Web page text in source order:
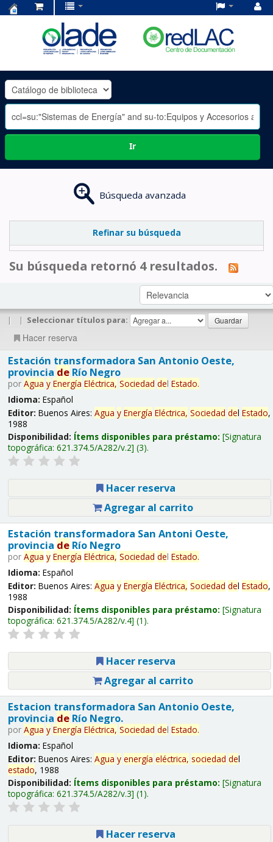
OLADE
-
Ir
Búsqueda avanzada
Refinar su búsqueda
Su búsqueda retornó 4 resultados.
| | Seleccionar títulos para:
Hacer reserva
Estación transformadora San Antonio Oeste,
provincia deRío Negro
por Agua y Energía Eléctrica, Sociedad del Estado.
Idioma: Español
Editor: Buenos Aires: Agua y Energía Eléctrica, Sociedad del Estado,
1988
Disponibilidad: Ítems disponibles para préstamo: Signatura
topográfica: 621.374.5/A282/v.2 (3).
Hacer reserva
Agregar al carrito
Estación transformadora San Antoni Oeste,
provincia deRío Negro
por Agua y Energía Eléctrica, Sociedad del Estado.
Idioma: Español
Editor: Buenos Aires: Agua y Energía Eléctrica, Sociedad del Estado,
1988
Disponibilidad: Ítems disponibles para préstamo: Signatura
topográfica: 621.374.5/A282/v.4 (1).
Hacer reserva
Agregar al carrito
Estacion transformadora San Antonio Oeste,
provincia deRío Negro.
por Agua y Energía Eléctrica, Sociedad del Estado.
Idioma: Español
Editor: Buenos Aires: Agua y energía eléctrica, sociedad del
estado, 1988
Disponibilidad: Ítems disponibles para préstamo: Signatura
topográfica: 621.374.5/A282/v.3 (1).
Hacer reserva